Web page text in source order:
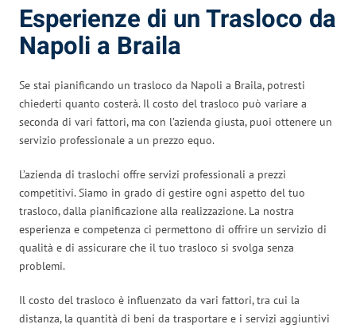
Esperienze di un Trasloco da
Napoli a Braila
Se stai pianificando un trasloco da Napoli a Braila, potresti
chiederti quanto costerà. Il costo del trasloco può variare a
seconda di vari fattori, ma con l’azienda giusta, puoi ottenere un
servizio professionale a un prezzo equo.
L’azienda di traslochi offre servizi professionali a prezzi
competitivi. Siamo in grado di gestire ogni aspetto del tuo
trasloco, dalla pianificazione alla realizzazione. La nostra
esperienza e competenza ci permettono di offrire un servizio di
qualità e di assicurare che il tuo trasloco si svolga senza
problemi.
Il costo del trasloco è influenzato da vari fattori, tra cui la
distanza, la quantità di beni da trasportare e i servizi aggiuntivi